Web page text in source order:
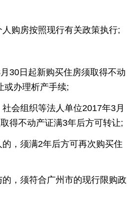
购房按照现行有关政策执行;
30日起新购买住房须取得不动
或办理析产手续;
会组织等法人单位2017年3月
得不动产证满3年后方可转让;
，须满2年后方可再次购买住
，须符合广州市的现行限购政